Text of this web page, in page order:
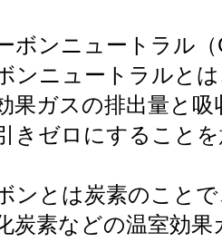
ボンニュートラル
ンニュートラルと
果ガスの排出量と
きゼロにすること
ンとは炭素のことで
炭素などの温室効